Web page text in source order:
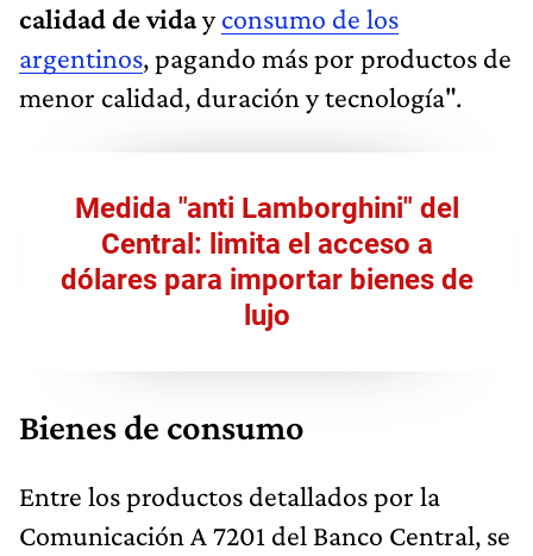
calidad de vidayconsumo de los
argentinos, pagando más por productos de
menor calidad, duración y tecnología".
Medida "anti Lamborghini" del
Central: limita el acceso a
dólares para importar bienes de
lujo
Bienes de consumo
Entre los productos detallados por la
Comunicación A 7201 del Banco Central, se